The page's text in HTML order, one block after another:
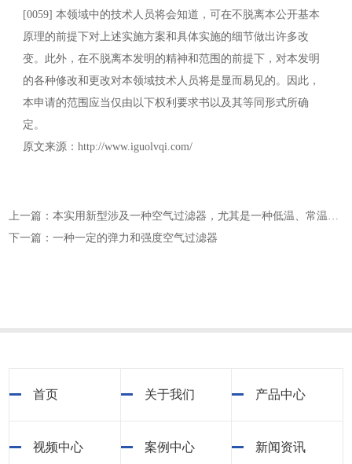
[0059] 本领域中的技术人员将会知道，可在不脱离本公开基本
原理的前提下对上述实施方案和具体实施的细节做出许多改
变。此外，在不脱离本发明的精神和范围的前提下，对本发明
的各种修改和更改对本领域技术人员将是显而易见的。因此，
本申请的范围应当仅由以下权利要求书以及其等同形式所确
定。
原文来源：http://www.iguolvqi.com/
上一篇：本实用新型涉及一种空气过滤器，尤其是一种低温、常温催化空气过滤器，属于空气净化材料领域
下一篇：一种一定的弹力和强度空气过滤器
首页 关于我们 产品中心
视频中心 案例中心 新闻资讯